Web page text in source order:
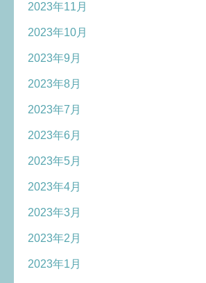
2023年11月
2023年10月
2023年9月
2023年8月
2023年7月
2023年6月
2023年5月
2023年4月
2023年3月
2023年2月
2023年1月